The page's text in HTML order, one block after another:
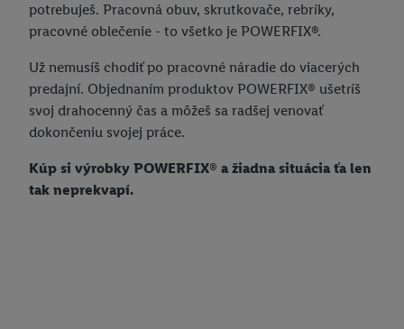
potrebuješ. Pracovná obuv, skrutkovače, rebríky,
pracovné oblečenie - to všetko je POWERFIX®.
Už nemusíš chodiť po pracovné náradie do viacerých
predajní. Objednaním produktov POWERFIX® ušetríš
svoj drahocenný čas a môžeš sa radšej venovať
dokončeniu svojej práce.
Kúp si výrobky POWERFIX® a žiadna situácia ťa len
tak neprekvapí.